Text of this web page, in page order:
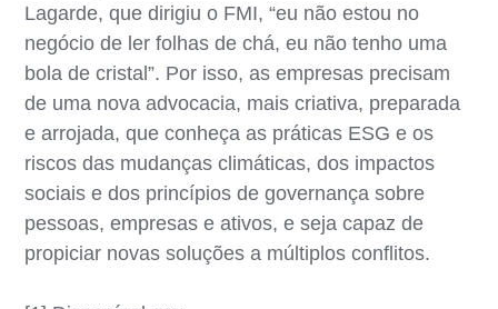
Lagarde, que dirigiu o FMI, “eu não estou no
negócio de ler folhas de chá, eu não tenho uma
bola de cristal”. Por isso, as empresas precisam
de uma nova advocacia, mais criativa, preparada
e arrojada, que conheça as práticas ESG e os
riscos das mudanças climáticas, dos impactos
sociais e dos princípios de governança sobre
pessoas, empresas e ativos, e seja capaz de
propiciar novas soluções a múltiplos conflitos.